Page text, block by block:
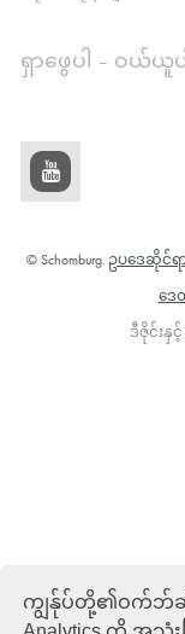
ကျွန်ုပ်တို့၏ဝက်
ရှာဖွေပါ – ဝယ်ယူပ
© Schomburg. ဥပဒေဆိုင်ရ
ဒေ
ဒီဇိုင်းနှင့်